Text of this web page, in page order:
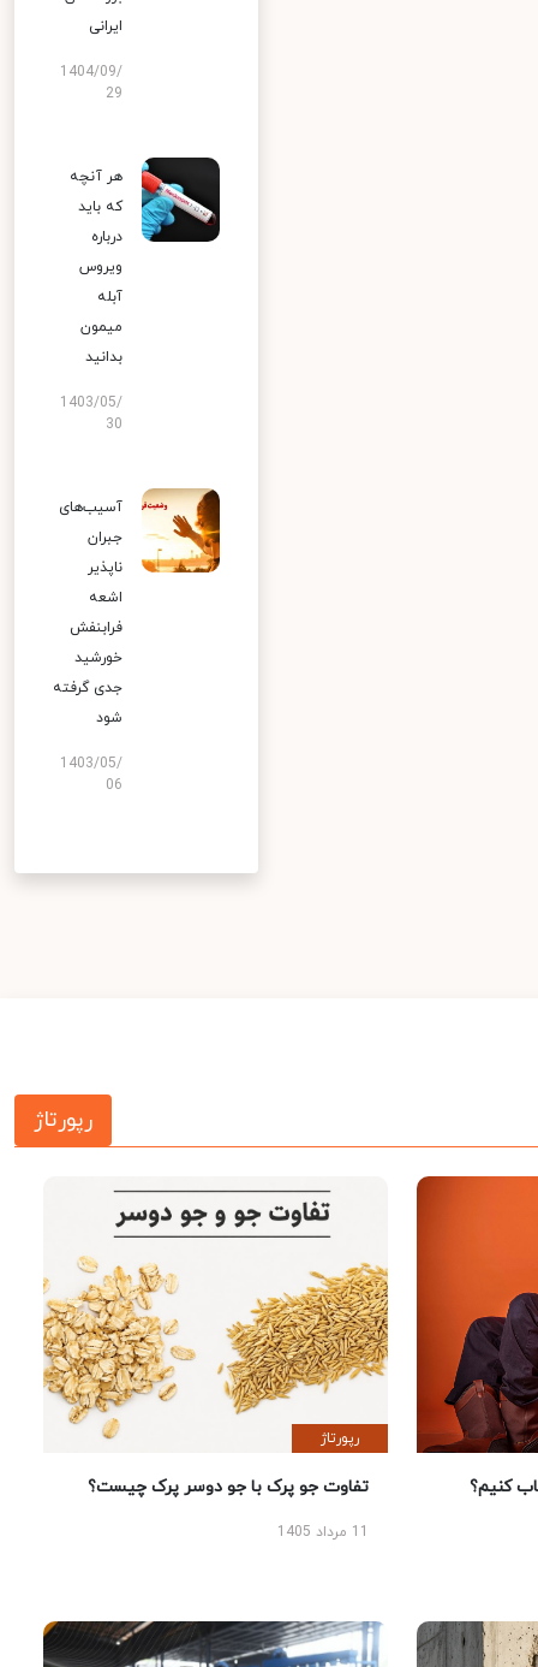
ایرانی
1404/09/
29
هر آنچه
که باید
درباره
ویروس
آبله
میمون
بدانید
1403/05/
30
آسیب‌های
جبران
ناپذیر
اشعه
فرابنفش
خورشید
جدی گرفته
شود
1403/05/
06
رپورتاژ
کنیم؟
رپورتاژ
تفاوت جو پرک با جو دوسر پرک چیست؟